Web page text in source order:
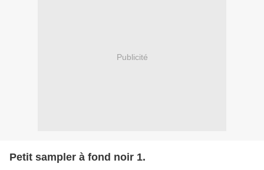
Publicité
Petit sampler à fond noir 1.